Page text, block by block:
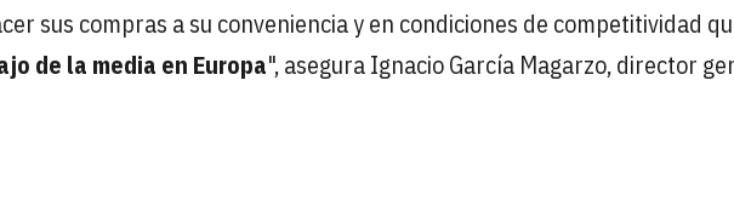
sus compras a su conveniencia y en condiciones de competitividad
de la media en Europa", asegura Ignacio García Magarzo, director